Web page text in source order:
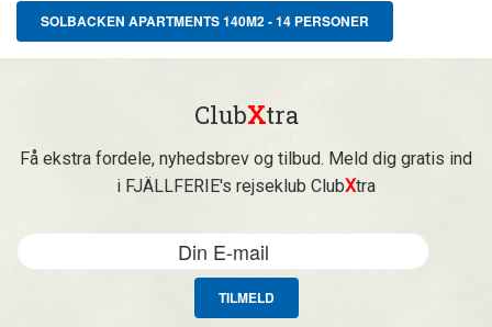
SOLBACKEN APARTMENTS 140M2 - 14 PERSONER
ClubXtra
Få ekstra fordele, nyhedsbrev og tilbud. Meld dig gratis ind
i FJÄLLFERIE's rejseklub ClubXtra
TILMELD